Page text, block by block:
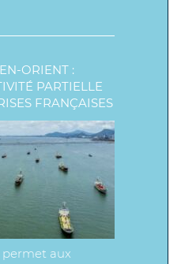
ORIENT :
PARTIELLE
FRANÇAISES
aux